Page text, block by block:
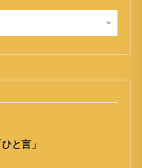
と言」